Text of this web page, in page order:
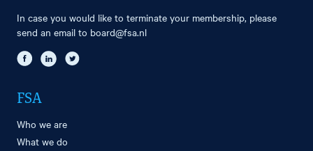
In case you would like to terminate your membership, please
send an email to board@fsa.nl
FSA
Who we are
What we do